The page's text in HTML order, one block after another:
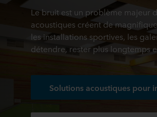
Le bruit est un problème majeur
acoustiques créent de
les installations sportives, les
détendre, rester plus longtemps
Solutions acoustiques pour